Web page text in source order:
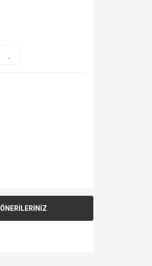
ÖNERİLERİNİZ